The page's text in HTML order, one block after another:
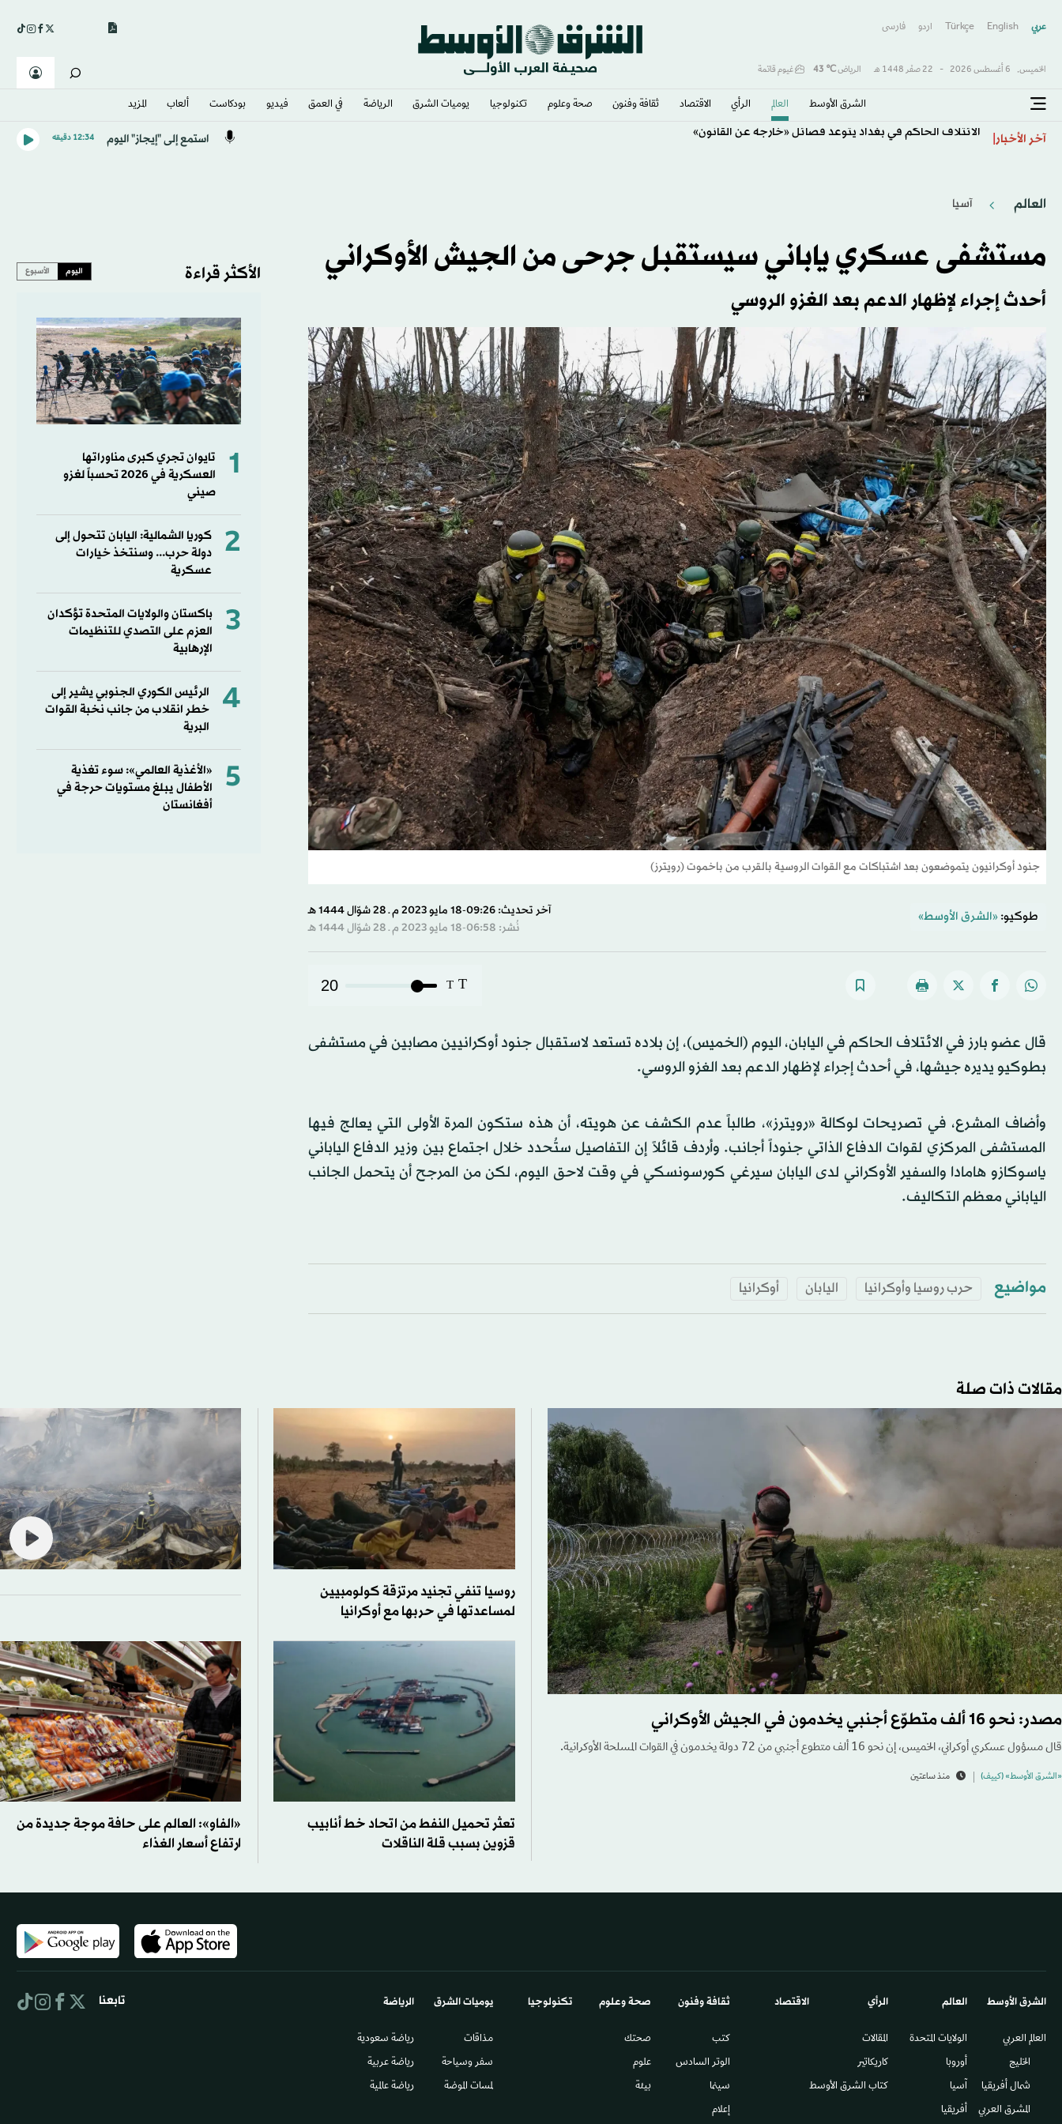
عربي English
Türkçe اردو فارسى
الخميس, 6 أغسطس 2026 - 22 صفَر 1448 هـ الرياض℃
43 غيوم قاتمة
الشرق الأوسط​ العالم الرأي الاقتصاد ثقافة وفنون صحة وعلوم تكنولوجيا يوميات الشرق​ الرياضة في العمق فيديو بودكاست ألعاب المزيد
آخر الأخبار الائتلاف الحاكم في بغداد يتوعد فصائل «خارجة عن القانون» استمع إلى "إيجاز" اليوم 12:34 دقيقه
العالم آسيا
مستشفى عسكري ياباني سيستقبل جرحى من الجيش الأوكراني
أحدث إجراء لإظهار الدعم بعد الغزو الروسي
جنود أوكرانيون يتموضعون بعد اشتباكات مع القوات الروسية بالقرب من باخموت (رويترز)
طوكيو: «الشرق الأوسط»
آخر تحديث: 09:26-18 مايو 2023 م ـ 28 شوّال 1444 هـ
نُشر: 06:58-18 مايو 2023 م ـ 28 شوّال 1444 هـ
T
T
20
قال عضو بارز في الائتلاف الحاكم في اليابان، اليوم (الخميس)، إن بلاده تستعد لاستقبال جنود أوكرانيين مصابين في مستشفى
بطوكيو يديره جيشها، في أحدث إجراء لإظهار الدعم بعد الغزو الروسي.
وأضاف المشرع، في تصريحات لوكالة «رويترز»، طالباً عدم الكشف عن هويته، أن هذه ستكون المرة الأولى التي يعالج فيها
المستشفى المركزي لقوات الدفاع الذاتي جنوداً أجانب. وأردف قائلاً إن التفاصيل ستُحدد خلال اجتماع بين وزير الدفاع الياباني
ياسوكازو هامادا والسفير الأوكراني لدى اليابان سيرغي كورسونسكي في وقت لاحق اليوم، لكن من المرجح أن يتحمل الجانب
الياباني معظم التكاليف.
مواضيع حرب روسيا وأوكرانيا اليابان أوكرانيا
الأكثر قراءة اليوم الأسبوع
1
تايوان تجري كبرى مناوراتها
العسكرية في 2026 تحسباً لغزو
صيني
2
كوريا الشمالية: اليابان تتحول إلى
دولة حرب... وسنتخذ خيارات
عسكرية
3
باكستان والولايات المتحدة تؤكدان
العزم على التصدي للتنظيمات
الإرهابية
4
الرئيس الكوري الجنوبي يشير إلى
خطر انقلاب من جانب نخبة القوات
البرية
5
«الأغذية العالمي»: سوء تغذية
الأطفال يبلغ مستويات حرجة في
أفغانستان
مقالات ذات صلة
مصدر: نحو 16 ألف متطوّع أجنبي يخدمون في الجيش الأوكراني
قال مسؤول عسكري أوكراني، الخميس، إن نحو 16 ألف متطوع أجنبي من 72 دولة يخدمون في القوات المسلحة الأوكرانية.
«الشرق الأوسط» (كييف) منذ ساعتين
روسيا تنفي تجنيد مرتزقة كولومبيين
لمساعدتها في حربها مع أوكرانيا
تعثر تحميل النفط من اتحاد خط أنابيب
قزوين بسبب قلة الناقلات
«الفاو»: العالم على حافة موجة جديدة من
ارتفاع أسعار الغذاء
الشرق الأوسط​
العالم العربي
الخليج
شمال أفريقيا
المشرق العربي
العالم
الولايات المتحدة
أوروبا
آسيا
أفريقيا
الرأي
المقالات
كاريكاتير
كتاب الشرق الأوسط
الاقتصاد ثقافة وفنون
كتب
الوتر السادس​
سينما
إعلام
صحة وعلوم
صحتك
علوم
بيئة
تكنولوجيا يوميات الشرق​
مذاقات
سفر وسياحة
لمسات الموضة
الرياضة
رياضة سعودية
رياضة عربية
رياضة عالمية
تابعنا